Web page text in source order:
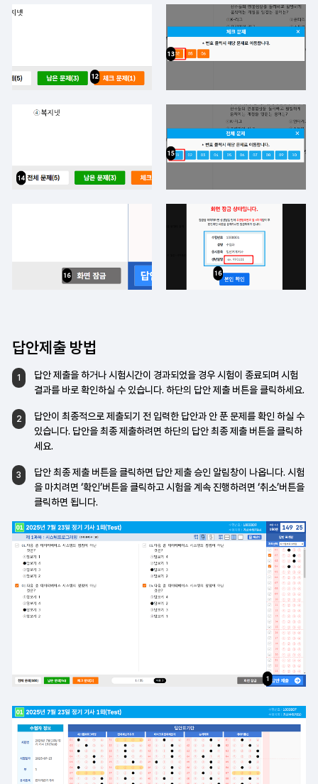
답안제출 방법
1 답안 제출을 하거나 시험시간이 경과되었을 경우시험이 종료되며 시험
결과를 바로 확인하실 수있습니다. 하단의 답안 제출 버튼을 클릭하세요.
2 답안이 최종적으로 제출되기 전 입력한 답안과안 푼 문제를 확인 하실 수
있습니다. 답안을최종 제출하려면 하단의 답안 최종 제출 버튼을클릭하
세요.
3 답안 최종 제출 버튼을 클릭하면 답안 제출 승인 알림창이 나옵니다. 시험
을 마치려면 ‘확인’버튼을클릭하고 시험을 계속 진행하려면‘취소’버튼을
클릭하면 됩니다.